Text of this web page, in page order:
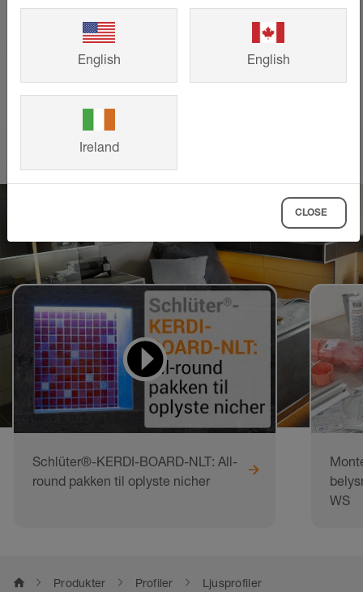
renoveringsprojekt och hämta inspiration
till ditt eget projekt.
Videor för att lära sig
och göra efter
Schlüter®-KERDI-BOARD-NLT: All-
round pakken til oplyste nicher
WS
home Produkter Profiler
Ljusprofiler
English English
Ireland
CLOSE